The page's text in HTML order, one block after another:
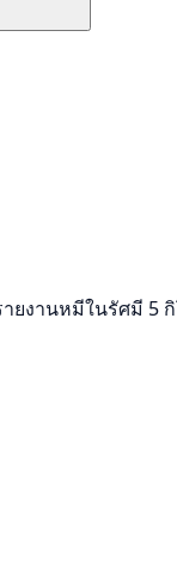
ยงานหมีในรัศมี 5